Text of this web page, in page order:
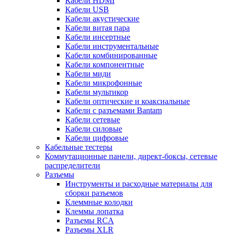
Кабели USB
Кабели акустические
Кабели витая пара
Кабели инсертные
Кабели инструментальные
Кабели комбинированные
Кабели компонентные
Кабели миди
Кабели микрофонные
Кабели мультикор
Кабели оптические и коаксиальные
Кабели с разъемами Bantam
Кабели сетевые
Кабели силовые
Кабели цифровые
Кабельные тестеры
Коммутационные панели, директ-боксы, сетевые
распределители
Разъемы
Инструменты и расходные материалы для
сборки разъемов
Клеммные колодки
Клеммы лопатка
Разъемы RCA
Разъемы XLR